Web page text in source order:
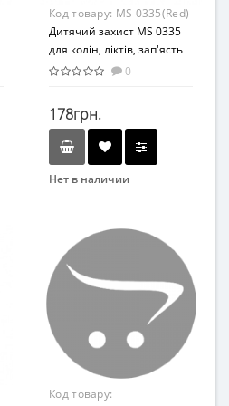
Комбинированный
Код товару: MS 0335(Red)
Дитячий захист MS 0335
для колін, ліктів, зап'ясть
(Червоний)
0
178грн.
Нет в наличии
Аксессуары
Материал
Код товару: